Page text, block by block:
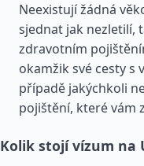
Neexistují žádná
sjednat jak nezletilí,
zdravotním
okamžik své cesty s
případě jakýchkoli
pojištění, které vám
Kolik stojí vízum na